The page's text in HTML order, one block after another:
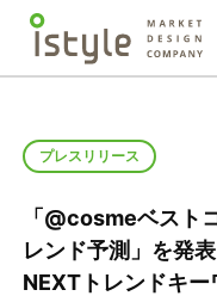
プレスリリース
「@cosmeベスト
レンド予測」を発表
NEXTトレンドキ